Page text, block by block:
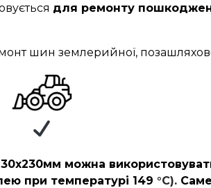
для ремонту
шин землерийної,
можна
при температурі 149 °C).Саме